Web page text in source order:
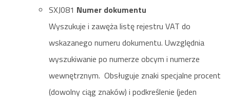
SXJ081 Numer dokumentu
Wyszukuje i zawęża listę rejestru VAT do
wskazanego numeru dokumentu. Uwzględnia
wyszukiwanie po numerze obcym i numerze
wewnętrznym. Obsługuje znaki specjalne procent
(dowolny ciąg znaków) i podkreślenie (jeden